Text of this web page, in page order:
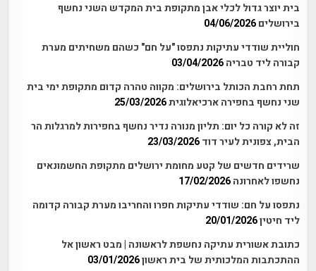
בית יוצר גדול לכלי אבן מתקופת בית המקדש השני נחשף
בירושלים 04/06/2026
חוליית שודדי עתיקות נתפסו "על חם" כשהם משחיתים מערת
קבורה ליד טבריה 03/04/2026
תחת רחבת הכותל בירושלים: מקווה טהרה קדום מתקופת ימי בית
שני נחשף בחפירה ארכיאלוגית25/03/2026
זה לא קורה כל יום: תליון מנורה נדיר נחשף בחפירות למרגלות הר
הבית, צפונית לעיר דוד 23/03/2026
שרידים חדשים של קטע מחומת ירושלים מתקופת החשמונאים
נחשפו לאחרונה 17/02/2026
נתפסו על חם: שודדי עתיקות חפרו והחריבו מערת קבורה קדומה
ליד חיטין20/01/2026
כתובת אשורית עתיקה נחשפת לראשונה | מבט ראשון אל
ההתכתבות המלכותית של בית ראשון03/01/2026